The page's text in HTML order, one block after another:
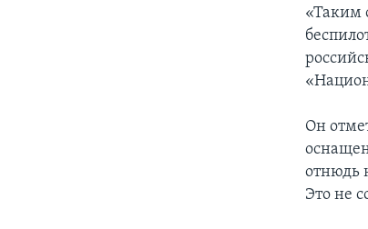
«Таким
Он
отнюдь
Это не